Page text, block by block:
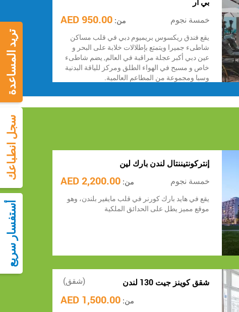
خمسة نجوم
من: 950.00 AED
يقع فندق ريكسوس بريميوم دبي في قلب مساكن
شاطىء جميرا ويتمتع بإطلالات خلابة على البحر و
عين دبي أكبر عجلة مراقبة في العالم, يضم شاطىء
خاص و مسبح في الهواء الطلق ومركز للياقة البدنية
وسبا ومجموعة من المطاعم العالمية.
إنتركونتيننتال لندن بارك لين
خمسة نجوم
من: 2,200.00 AED
يقع في هايد بارك كورنر في قلب مايفير بلندن، وهو
موقع مميز يطل على الحدائق الملكية
شقق كوينز جيت 130 لندن (شقق)
من: 1,500.00 AED
تريد المساعدة
سجل انطباعك
أستفسار سريع